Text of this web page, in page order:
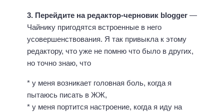
3. Перейдите на редактор-черновик blogger —
Чайнику пригодятся встроенные в него
усовершенствования. Я так привыкла к этому
редактору, что уже не помню что было в других,
но точно знаю, что
* у меня возникает головная боль, когда я
пытаюсь писать в ЖЖ,
* у меня портится настроение, когда я иду на